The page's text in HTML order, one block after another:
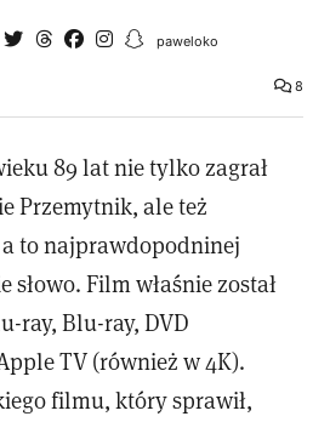
paweloko
8
89 lat nie tylko zagrał
Przemytnik, ale też
a to najprawdopodninej
słowo. Film właśnie został
ray, Blu-ray, DVD
TV (również w 4K).
filmu, który sprawił,